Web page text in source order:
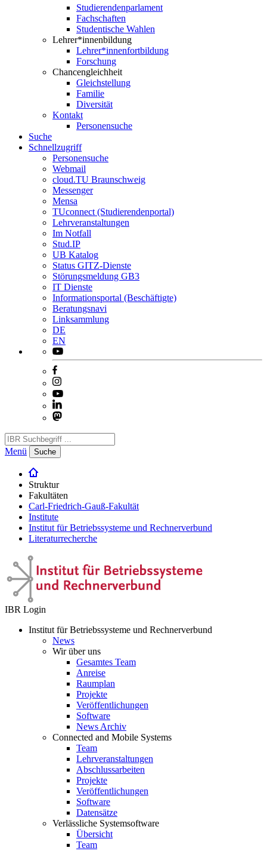
Studierendenparlament
Fachschaften
Studentische Wahlen
Lehrer*innenbildung
Lehrer*innenfortbildung
Forschung
Chancengleichheit
Gleichstellung
Familie
Diversität
Kontakt
Personensuche
Suche
Schnellzugriff
Personensuche
Webmail
cloud.TU Braunschweig
Messenger
Mensa
TUconnect (Studierendenportal)
Lehrveranstaltungen
Im Notfall
Stud.IP
UB Katalog
Status GITZ-Dienste
Störungsmeldung GB3
IT Dienste
Informationsportal (Beschäftigte)
Beratungsnavi
Linksammlung
DE
EN
Menü Suche
Struktur
Fakultäten
Carl-Friedrich-Gauß-Fakultät
Institute
Institut für Betriebssysteme und Rechnerverbund
Literaturrecherche
IBR Login
Institut für Betriebssysteme und Rechnerverbund
News
Wir über uns
Gesamtes Team
Anreise
Raumplan
Projekte
Veröffentlichungen
Software
News Archiv
Connected and Mobile Systems
Team
Lehrveranstaltungen
Abschlussarbeiten
Projekte
Veröffentlichungen
Software
Datensätze
Verlässliche Systemsoftware
Übersicht
Team